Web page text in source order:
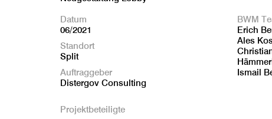
Datum
06/2021
Standort
Split
Auftraggeber
Distergov Consulting
BWM
Erich
Ales
Ismail
Projektbeteiligte